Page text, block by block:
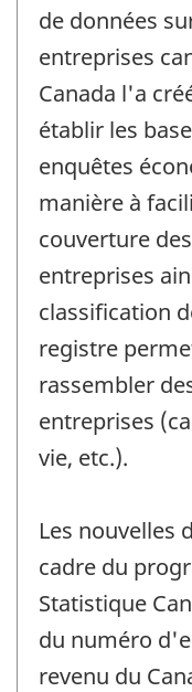
de données
entreprises
Canada l'a
établir les
enquêtes
manière à
couverture
entreprises
classification
registre
rassembler
entreprises
vie, etc.).
Les nouvelles
cadre du
Statistique
du numéro
revenu du